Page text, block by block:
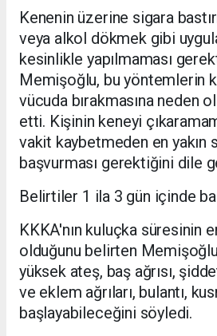
Kenenin üzerine sigara
veya alkol dökmek gibi
kesinlikle yapılmaması
Memişoğlu, bu yöntemlerin
vücuda bırakmasına neden
etti. Kişinin keneyi
vakit kaybetmeden en yakın
başvurması gerektiğini dile
Belirtiler 1 ila 3 gün içinde
KKKA'nın kuluçka süresinin
olduğunu belirten
yüksek ateş, baş ağrısı,
ve eklem ağrıları, bulantı,
başlayabileceğini söyledi.